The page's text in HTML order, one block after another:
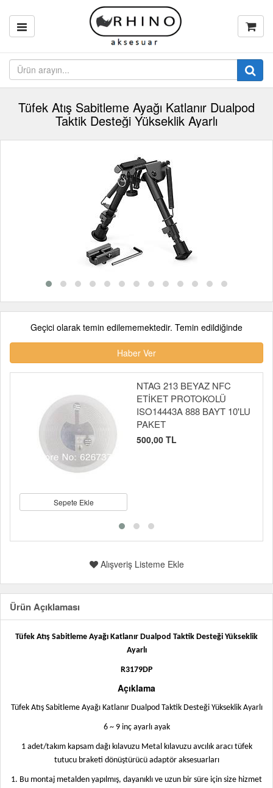
Tüfek Atış Sabitleme Ayağı Katlanır Dualpod
Taktik Desteği Yükseklik Ayarlı
Geçici olarak temin edilememektedir. Temin edildiğinde
Haber Ver
Sepete Ekle
NTAG 213 BEYAZ NFC
ETİKET PROTOKOLÜ
ISO14443A 888 BAYT 10'LU
PAKET
500,00 TL
Alışveriş Listeme Ekle
Ürün Açıklaması
Tüfek Atış Sabitleme Ayağı Katlanır Dualpod Taktik Desteği Yükseklik
Ayarlı
R3179DP
Açıklama
Tüfek Atış Sabitleme Ayağı Katlanır Dualpod Taktik Desteği Yükseklik Ayarlı
6 ~ 9 inç ayarlı ayak
1 adet/takım kapsam dağı kılavuzu Metal kılavuzu avcılık aracı tüfek
tutucu braketi dönüştürücü adaptör aksesuarları
1. Bu montaj metalden yapılmış, dayanıklı ve uzun bir süre için size hizmet